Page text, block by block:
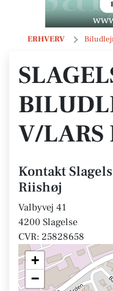
ERHVERV
Slagelse
V/LARS
Kontakt
Riishøj
Valbyvej 41
4200 Slagelse
CVR: 25828658
+
−